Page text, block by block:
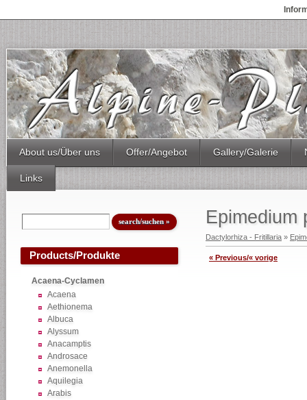
About us/Über uns Offer/Angebot Gallery/Galerie
Links
Products/Produkte
Acaena-Cyclamen
Acaena
Aethionema
Albuca
Alyssum
Anacamptis
Androsace
Anemonella
Aquilegia
Arabis
Epimedium
Dactylorhiza - Fritillaria »
« Previous/« vorige